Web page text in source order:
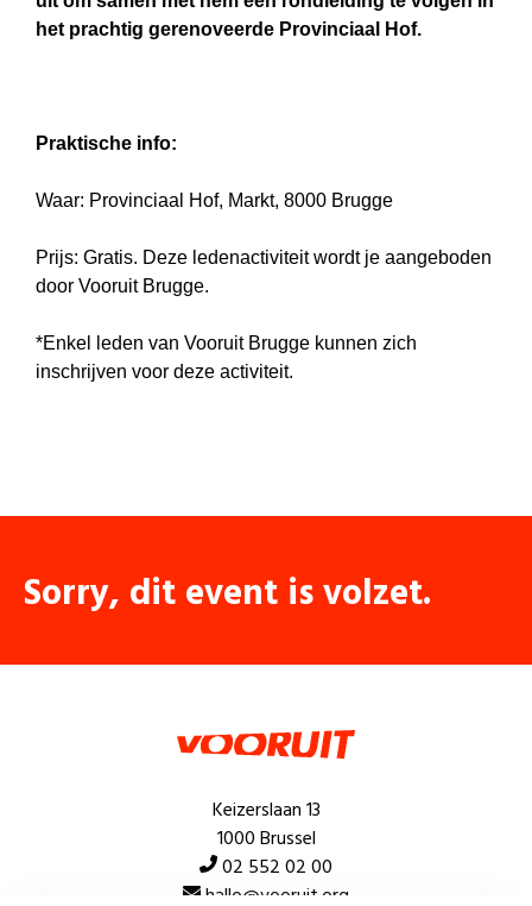
het prachtig gerenoveerde Provinciaal Hof.
Praktische info:
Waar: Provinciaal Hof, Markt, 8000 Brugge
Prijs: Gratis. Deze ledenactiviteit wordt je aangeboden
door Vooruit Brugge.
*Enkel leden van Vooruit Brugge kunnen zich
inschrijven voor deze activiteit.
Sorry, dit event is volzet.
Keizerslaan 13
1000 Brussel
02 552 02 00
hallo@vooruit.org